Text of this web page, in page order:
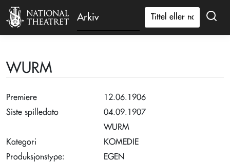
Arkiv
WURM
Premiere
12.06.1906
Siste spilledato
04.09.1907
WURM
Kategori
KOMEDIE
Produksjonstype:
EGEN